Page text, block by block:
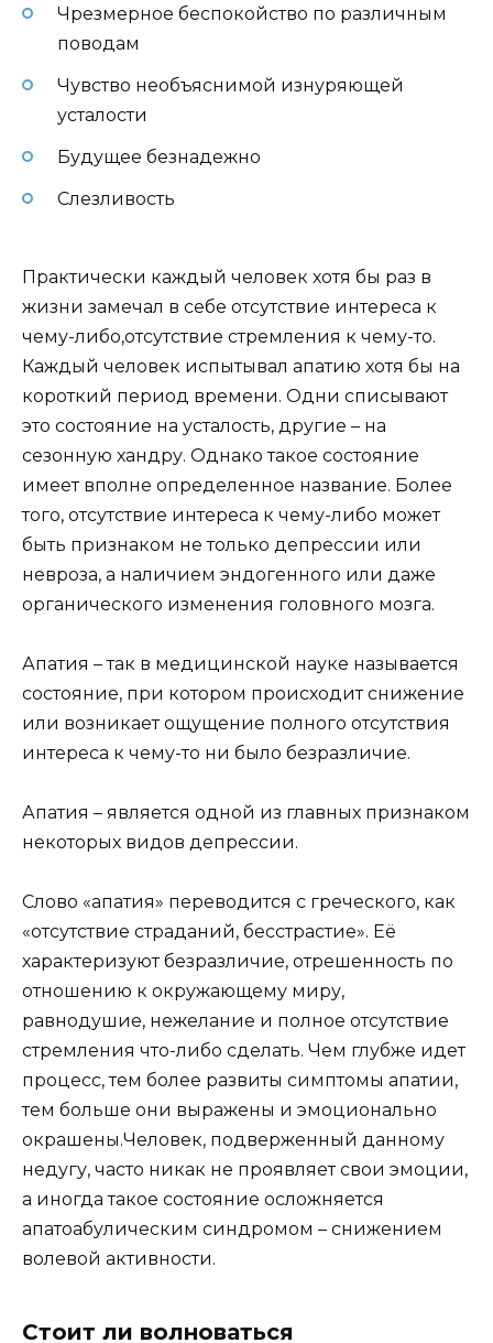
Чрезмерное беспокойство по различным
поводам
Чувство необъяснимой изнуряющей
усталости
Будущее безнадежно
Слезливость
Практически каждый человек хотя бы раз в
жизни замечал в себе отсутствие интереса к
чему-либо,отсутствие стремления к чему-то.
Каждый человек испытывал апатию хотя бы на
короткий период времени. Одни списывают
это состояние на усталость, другие – на
сезонную хандру. Однако такое состояние
имеет вполне определенное название. Более
того, отсутствие интереса к чему-либо может
быть признаком не только депрессии или
невроза, а наличием эндогенного или даже
органического изменения головного мозга.
Апатия – так в медицинской науке называется
состояние, при котором происходит снижение
или возникает ощущение полного отсутствия
интереса к чему-то ни было безразличие.
Апатия – является одной из главных признаком
некоторых видов депрессии.
Слово «апатия» переводится с греческого, как
«отсутствие страданий, бесстрастие». Её
характеризуют безразличие, отрешенность по
отношению к окружающему миру,
равнодушие, нежелание и полное отсутствие
стремления что-либо сделать. Чем глубже идет
процесс, тем более развиты симптомы апатии,
тем больше они выражены и эмоционально
окрашены.Человек, подверженный данному
недугу, часто никак не проявляет свои эмоции,
а иногда такое состояние осложняется
апатоабулическим синдромом – снижением
волевой активности.
Стоит ли волноваться